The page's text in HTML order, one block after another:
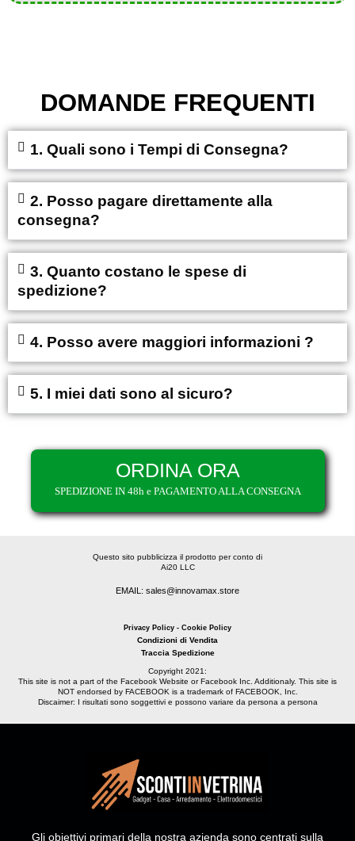
DOMANDE FREQUENTI
1. Quali sono i Tempi di Consegna?
2. Posso pagare direttamente alla
consegna?
3. Quanto costano le spese di
spedizione?
4. Posso avere maggiori informazioni ?
5. I miei dati sono al sicuro?
ORDINA ORA
SPEDIZIONE IN 48h e PAGAMENTO ALLA CONSEGNA
Questo sito pubblicizza il prodotto per conto di
Ai20 LLC
EMAIL: sales@innovamax.store
Privacy Policy - Cookie Policy
Condizioni di Vendita
Traccia Spedizione
Copyright 2021:
This site is not a part of the Facebook Website or Facebook Inc. Additionaly. This site is
NOT endorsed by FACEBOOK is a trademark of FACEBOOK, Inc.
Discaimer: I risultati sono soggettivi e possono variare da persona a persona
Gli obiettivi primari della nostra azienda sono centrati sulla